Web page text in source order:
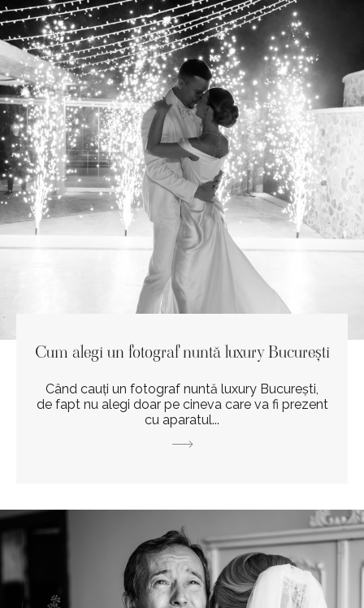
Cum alegi un fotograf nuntă luxury București
Când cauți un fotograf nuntă luxury București,
de fapt nu alegi doar pe cineva care va fi prezent
cu aparatul...